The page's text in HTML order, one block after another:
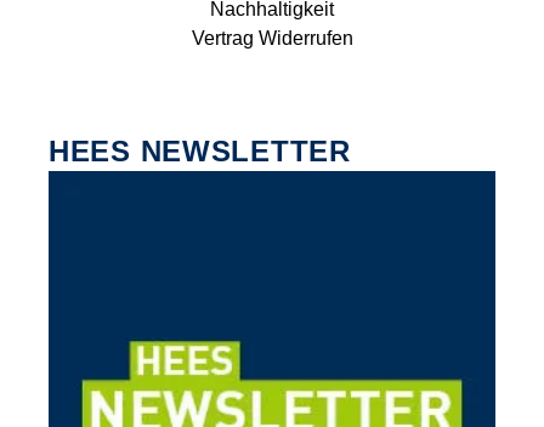
Nachhaltigkeit
Vertrag Widerrufen
HEES NEWSLETTER